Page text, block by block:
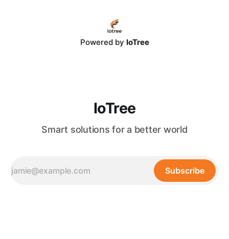
無法滿足消費者對即時、個人化互動的期待。 * 解決方案：
IoTree 推出基於多模態大語言模型 (LLM) 的「對話式商務」與
「智慧零售 AI」解決方案，深度整合客製化 AI Chatbot、原
Powered by IoTree
IoTree
Smart solutions for a better world
Subscribe